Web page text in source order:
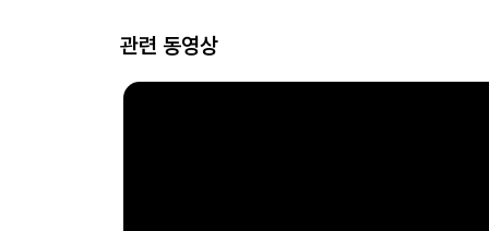
관련 동영상